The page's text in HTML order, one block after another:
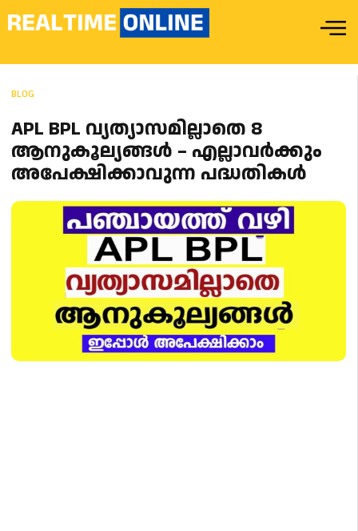
BLOG
APL BPL വ്യത്യാസമില്ലാതെ 8
ആനുകൂല്യങ്ങൾ – എല്ലാവർക്കും
അപേക്ഷിക്കാവുന്ന പദ്ധതികൾ